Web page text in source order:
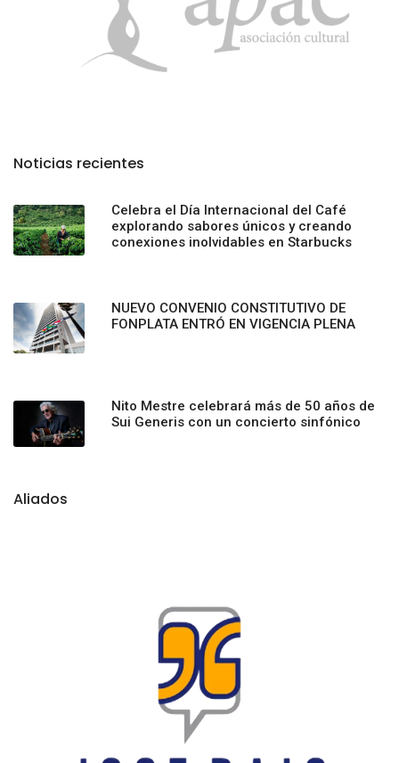
Noticias recientes
Celebra el Día Internacional del Café
explorando sabores únicos y creando
conexiones inolvidables en Starbucks
NUEVO CONVENIO CONSTITUTIVO DE
FONPLATA ENTRÓ EN VIGENCIA PLENA
Nito Mestre celebrará más de 50 años de
Sui Generis con un concierto sinfónico
Aliados